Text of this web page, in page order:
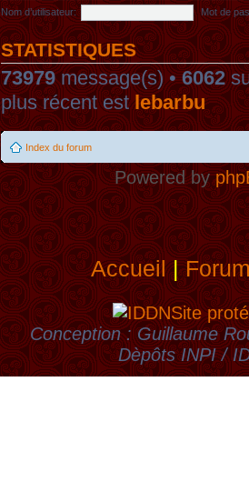
Nom d’utilisateur:
Mot de
STATISTIQUES
73979message(s) •6062
plus récent estlebarbu
Index du forum
Powered by
Accueil|
Site
Conception : Guillaume
Dèpôts INPI /